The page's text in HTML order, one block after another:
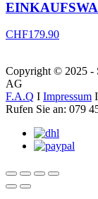
CHF179.90
Copyright © 2025 -
AG
F.A.Q I Impressum I
Rufen Sie an: 079